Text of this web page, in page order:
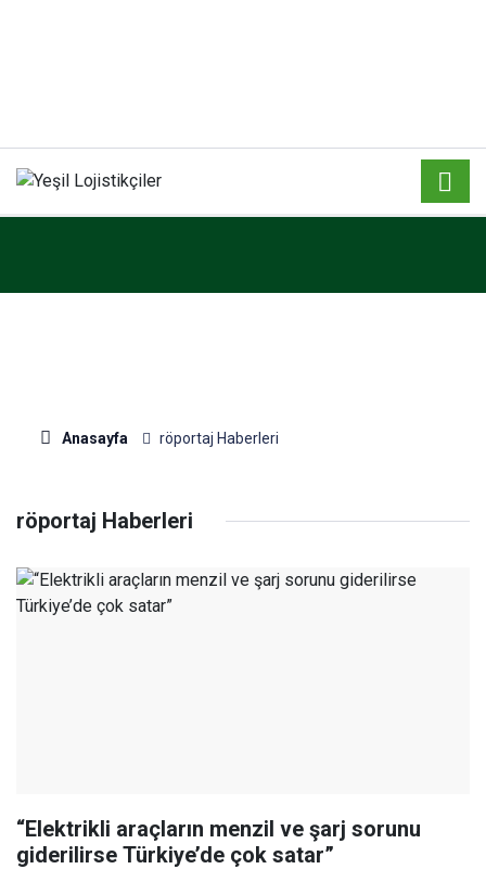
Anasayfa röportaj Haberleri
röportaj Haberleri
“Elektrikli araçların menzil ve şarj sorunu
giderilirse Türkiye’de çok satar”